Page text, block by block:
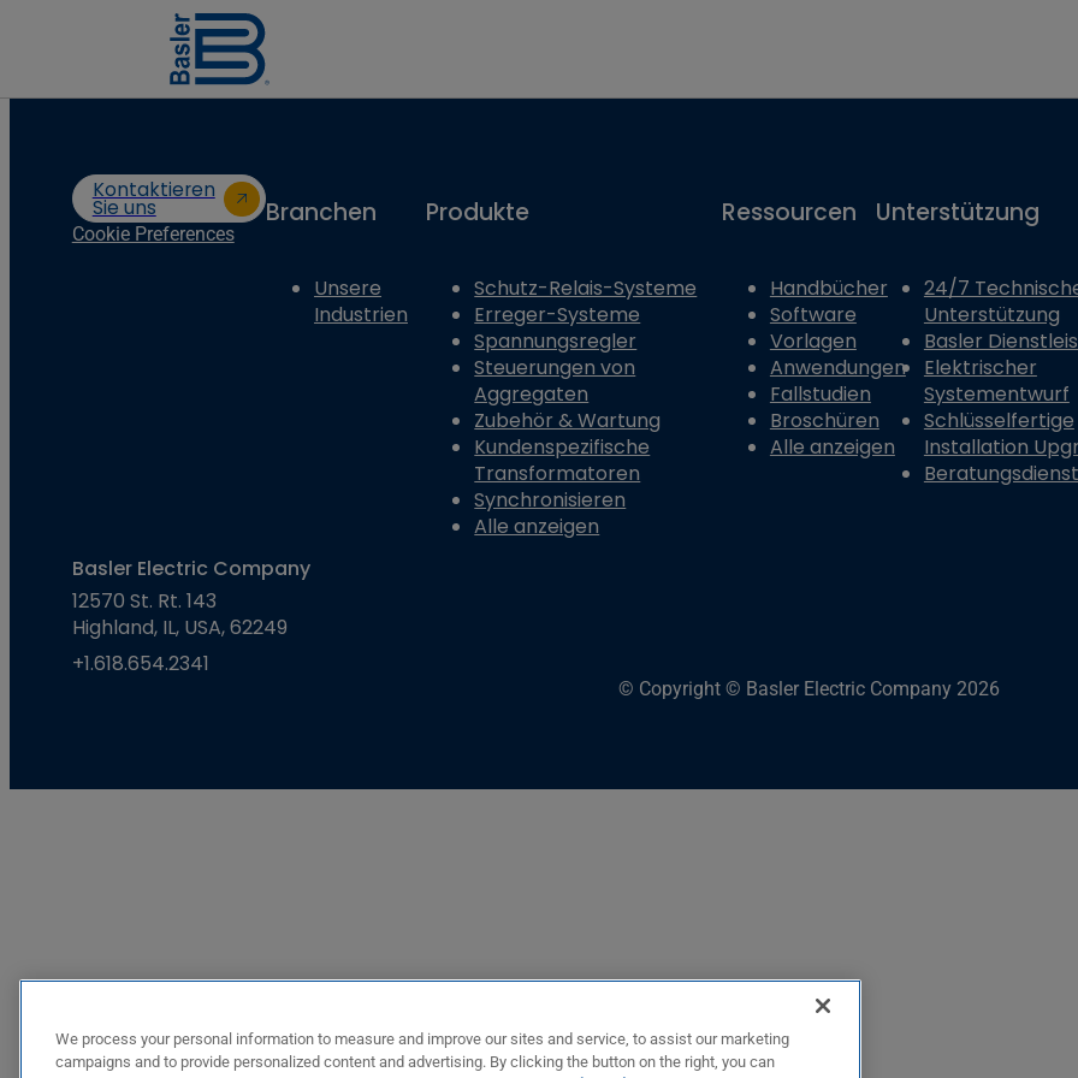
Kontaktieren
Sie uns
Cookie Preferences
Branchen
Unsere
Industrien
Produkte
Schutz-Relais-Systeme
Erreger-Systeme
Spannungsregler
Steuerungen von
Aggregaten
Zubehör & Wartung
Kundenspezifische
Transformatoren
Synchronisieren
Alle anzeigen
Ressourcen
Handbücher
Software
Vorlagen
Anwendungen
Fallstudien
Broschüren
Alle anzeigen
Unterstützung
24/7
Unterstützung
Basler
Elektrischer
Systementwurf
Schlüsselfertige
Installation
Basler Electric Company
12570 St. Rt. 143
Highland, IL, USA, 62249
+1.618.654.2341
© Copyright © Basler Electric Company 2026
We process your personal information to measure and improve our sites and service, to assist our marketing
campaigns and to provide personalized content and advertising. By clicking the button on the right, you can